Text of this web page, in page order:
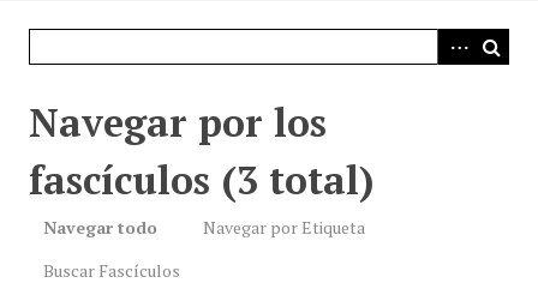
Navegar por los
fascículos (3 total)
Navegar todo
Navegar por Etiqueta
Buscar Fascículos